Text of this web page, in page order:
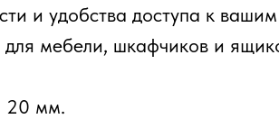
и удобства доступа к
мебели, шкафчиков и
20 мм.